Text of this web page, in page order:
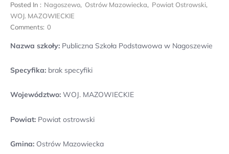
Posted In : Nagoszewo, Ostrów Mazowiecka, Powiat Ostrowski,
WOJ. MAZOWIECKIE
Comments: 0
Nazwa szkoły: Publiczna Szkoła Podstawowa w Nagoszewie
Specyfika: brak specyfiki
Województwo: WOJ. MAZOWIECKIE
Powiat: Powiat ostrowski
Gmina: Ostrów Mazowiecka